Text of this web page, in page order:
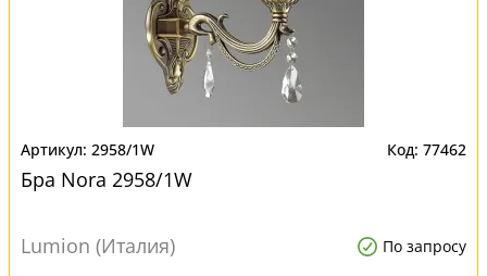
2958/1W 77462
Бра Nora 2958/1W
Lumion (Италия) По запросу